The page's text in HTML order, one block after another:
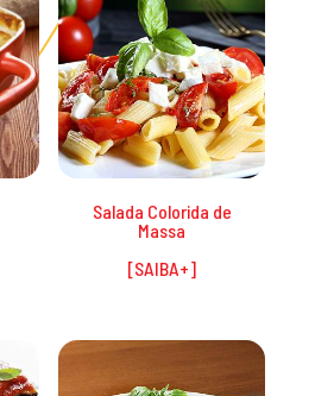
Salada Colorida de
Massa